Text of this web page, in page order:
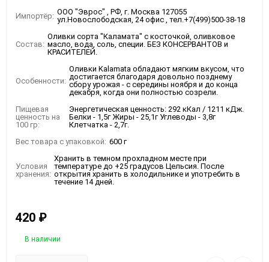
Импортёр: ООО "Эврос" , РФ, г. Москва 127055
ул.Новослободская, 24 офис , тел.+7(499)500-38-18
Состав:
Оливки сорта "Каламата" с косточкой, оливковое
масло, вода, соль, специи. БЕЗ КОНСЕРВАНТОВ и
КРАСИТЕЛЕЙ.
Особенности:
Оливки Kalamata обладают мягким вкусом, что
достигается благодаря довольно позднему
сбору урожая - с середины ноября и до конца
декабря, когда они полностью созрели.
Пищевая
ценность на
100 гр:
Энергетическая ценность: 292 кКал / 1211 кДж.
Белки - 1,5г Жиры - 25,1г Углеводы - 3,8г
Клетчатка - 2,7г.
Вес товара с упаковкой: 600 г
Условия
хранения:
Хранить в темном прохладном месте при
температуре до +25 градусов Цельсия. После
открытия хранить в холодильнике и употребить в
течение 14 дней.
420 ₽
В наличии